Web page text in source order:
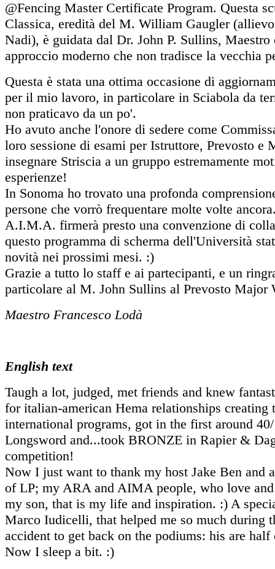
@Fencing Master Certificate Program. Questa
Classica, eredità del M. William Gaugler
Nadi), è guidata dal Dr. John P. Sullins, Maestro
approccio moderno che non tradisce la vecchia
Questa è stata una ottima occasione di
per il mio lavoro, in particolare in Sciabola da
non praticavo da un po'.
Ho avuto anche l'onore di sedere come
loro sessione di esami per Istruttore, Prevosto e
insegnare Striscia a un gruppo estremamente
esperienze!
In Sonoma ho trovato una profonda
persone che vorrò frequentare molte volte
A.I.M.A. firmerà presto una convenzione di
questo programma di scherma dell'Università
novità nei prossimi mesi. :)
Grazie a tutto lo staff e ai partecipanti, e un
particolare al M. John Sullins al Prevosto
Maestro Francesco Lodà
English text
Taugh a lot, judged, met friends and knew
for italian-american Hema relationships creating
international programs, got in the first around
Longsword and...took BRONZE in Rapier &
competition!
Now I just want to thank my host Jake Ben and
of LP; my ARA and AIMA people, who love
my son, that is my life and inspiration. :) A
Marco Iudicelli, that helped me so much during
accident to get back on the podiums: his are
Now I sleep a bit. :)